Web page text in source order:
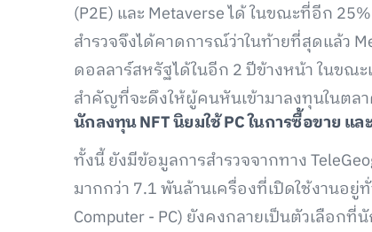
(P2E) และ Metaverse ได้ ในขณะที่อีก
สำรวจจึงได้คาดการณ์ว่าในท้ายที่สุดแล้ว
ดอลลาร์สหรัฐได้ในอีก 2 ปีข้างหน้า ในขณ
สำคัญที่จะดึงให้ผู้คนหันเข้ามาลงทุนในตล
นักลงทุน NFTนิยมใช้ PCในการซื้อขาย แล
ทั้งนี้ ยังมีข้อมูลการสำรวจจากทาง
มากกว่า 7.1 พันล้านเครื่องที่เปิดใช้งานอ
Computer - PC) ยังคงกลายเป็นตัวเลือก